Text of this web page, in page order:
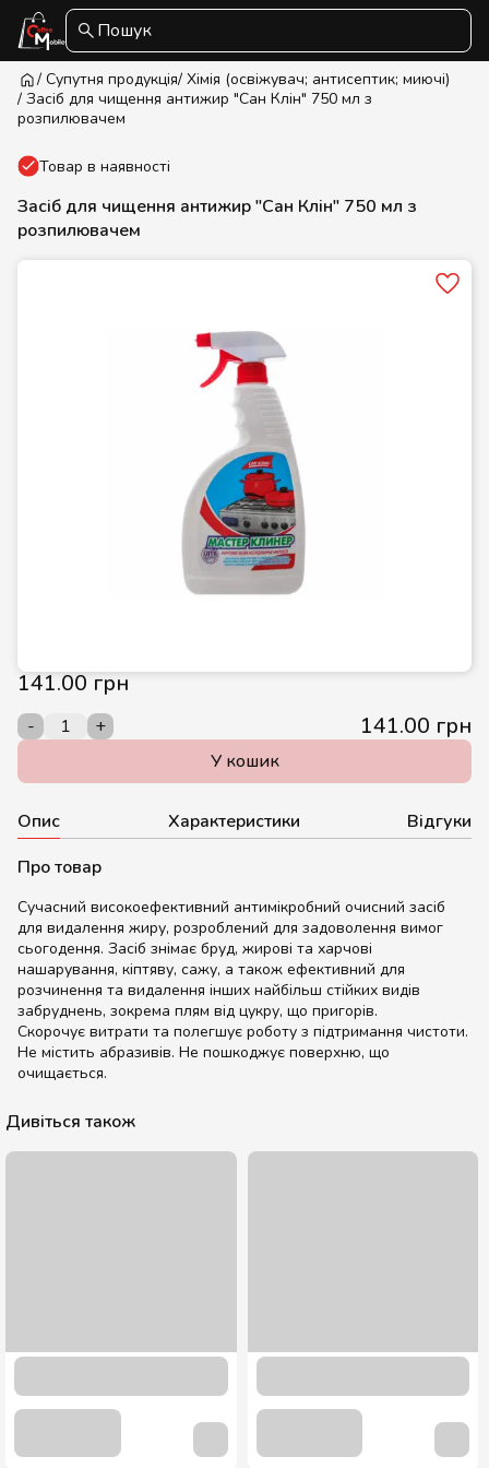
Пошук
/ Супутня продукція/ Хімія (освіжувач; антисептик; миючі)
/ Засіб для чищення антижир "Сан Клін" 750 мл з
розпилювачем
Товар в наявності
Засіб для чищення антижир "Сан Клін" 750 мл з
розпилювачем
141.00 грн
- + 141.00 грн
У кошик
Опис Характеристики
Відгуки
Про товар
Сучасний високоефективний антимікробний очисний засіб
для видалення жиру, розроблений для задоволення вимог
сьогодення. Засіб знімає бруд, жирові та харчові
нашарування, кіптяву, сажу, а також ефективний для
розчинення та видалення інших найбільш стійких видів
забруднень, зокрема плям від цукру, що пригорів.
Скорочує витрати та полегшує роботу з підтримання чистоти.
Не містить абразивів. Не пошкоджує поверхню, що
очищається.
Дивіться також